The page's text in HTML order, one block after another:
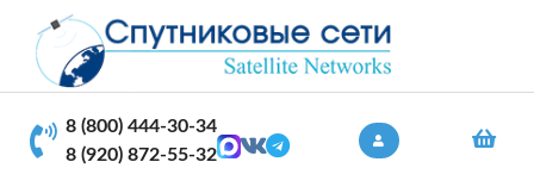
8 (800) 444-30-34
8 (920) 872-55-32